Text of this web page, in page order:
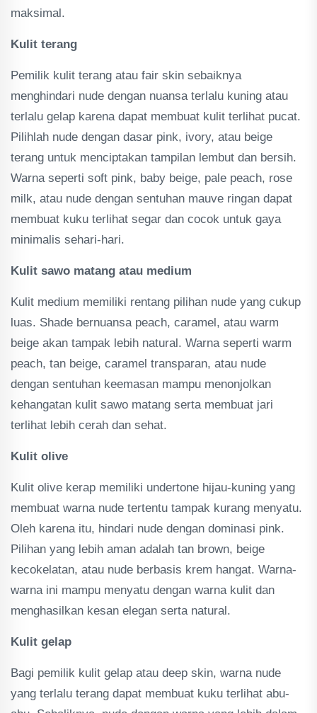
maksimal.
Kulit terang
Pemilik kulit terang atau fair skin sebaiknya
menghindari nude dengan nuansa terlalu kuning atau
terlalu gelap karena dapat membuat kulit terlihat pucat.
Pilihlah nude dengan dasar pink, ivory, atau beige
terang untuk menciptakan tampilan lembut dan bersih.
Warna seperti soft pink, baby beige, pale peach, rose
milk, atau nude dengan sentuhan mauve ringan dapat
membuat kuku terlihat segar dan cocok untuk gaya
minimalis sehari-hari.
Kulit sawo matang atau medium
Kulit medium memiliki rentang pilihan nude yang cukup
luas. Shade bernuansa peach, caramel, atau warm
beige akan tampak lebih natural. Warna seperti warm
peach, tan beige, caramel transparan, atau nude
dengan sentuhan keemasan mampu menonjolkan
kehangatan kulit sawo matang serta membuat jari
terlihat lebih cerah dan sehat.
Kulit olive
Kulit olive kerap memiliki undertone hijau-kuning yang
membuat warna nude tertentu tampak kurang menyatu.
Oleh karena itu, hindari nude dengan dominasi pink.
Pilihan yang lebih aman adalah tan brown, beige
kecokelatan, atau nude berbasis krem hangat. Warna-
warna ini mampu menyatu dengan warna kulit dan
menghasilkan kesan elegan serta natural.
Kulit gelap
Bagi pemilik kulit gelap atau deep skin, warna nude
yang terlalu terang dapat membuat kuku terlihat abu-